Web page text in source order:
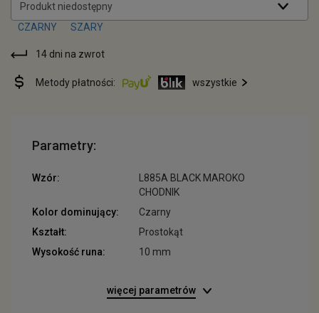
Produkt niedostępny
14 dni na zwrot
Metody płatności: wszystkie
Parametry:
Wzór:
L885A BLACK MAROKO
CHODNIK
Kolor dominujący:
Czarny
Kształt:
Prostokąt
Wysokość runa:
10 mm
więcej parametrów